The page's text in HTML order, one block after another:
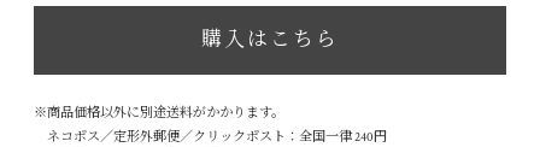
購入はこちら
※商品価格以外に別途送料がかかります。
ネコポス／定形外郵便／クリックポスト：全国一律 240円